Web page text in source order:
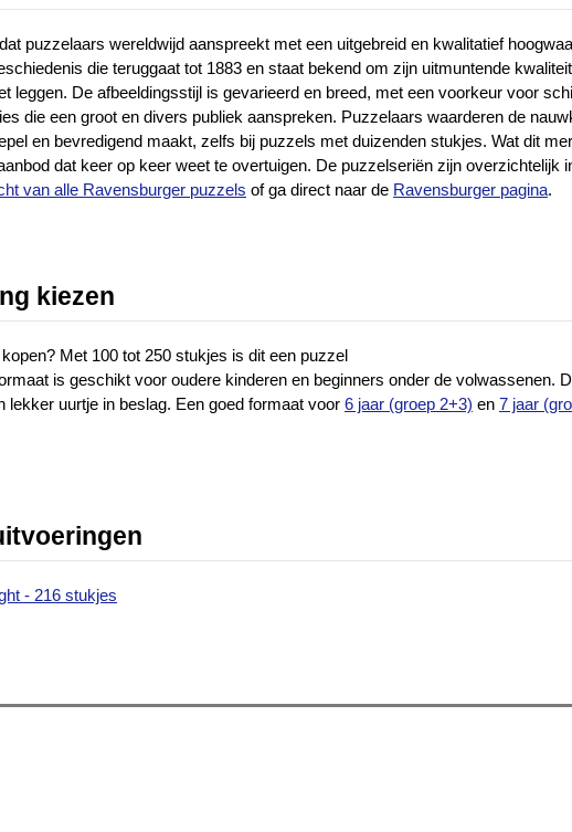
puzzelaars wereldwijd aanspreekt met een uitgebreid en kwalitatief
die teruggaat tot 1883 en staat bekend om zijn uitmuntende
leggen. De afbeeldingsstijl is gevarieerd en breed, met een voorkeur voor
die een groot en divers publiek aanspreken. Puzzelaars waarderen de
en bevredigend maakt, zelfs bij puzzels met duizenden stukjes. Wat dit
dat keer op keer weet te overtuigen. De puzzelseriën zijn overzichtelijk
van alle Ravensburger puzzels of ga direct naar de Ravensburger pagina.
kiezen
Met 100 tot 250 stukjes is dit een puzzel
is geschikt voor oudere kinderen en beginners onder de volwassenen.
uurtje in beslag. Een goed formaat voor 6 jaar (groep 2+3) en 7 jaar
- 216 stukjes